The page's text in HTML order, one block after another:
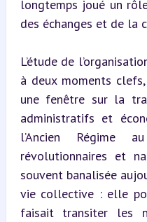
longtemps joué un
des échanges et de la
L’étude de
à deux moments
une fenêtre sur la
administratifs et
l’Ancien Régime
révolutionnaires et
souvent banalisée
vie collective : elle
faisait transiter les